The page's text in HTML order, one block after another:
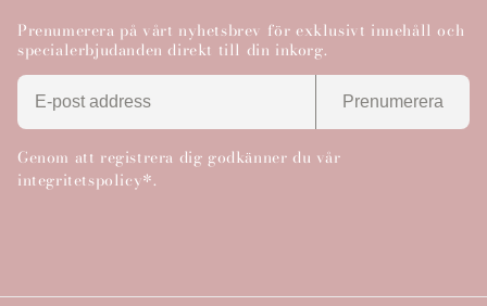
Prenumerera på vårt nyhetsbrev för exklusivt innehåll och
specialerbjudanden direkt till din inkorg.
Prenumerera
Genom att registrera dig godkänner du vår
integritetspolicy*.